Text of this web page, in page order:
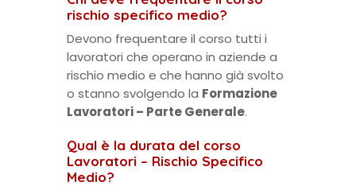
rischio specifico medio?
Devono frequentare il corso tutti i
lavoratori che operano in aziende a
rischio medio e che hanno già svolto
o stanno svolgendo la Formazione
Lavoratori – Parte Generale.
Qual è la durata del corso
Lavoratori – Rischio Specifico
Medio?